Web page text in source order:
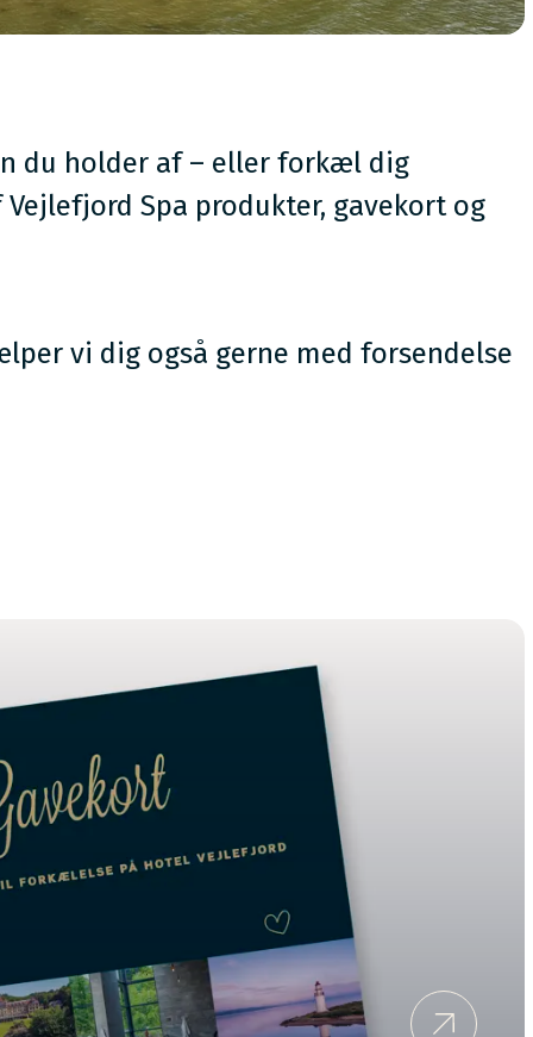
du holder af – eller forkæl dig
Spa produkter, gavekort og
vi dig også gerne med forsendelse